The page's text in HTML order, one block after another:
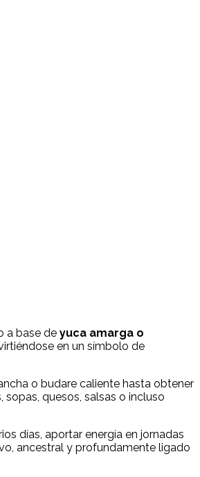
a base de yuca amarga o
en un símbolo de
o budare caliente hasta obtener
quesos, salsas o incluso
días, aportar energía en jornadas
ancestral y profundamente ligado